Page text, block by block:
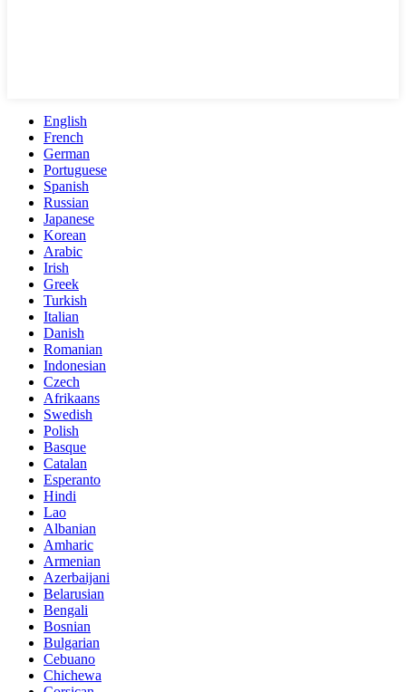
English
French
German
Portuguese
Spanish
Russian
Japanese
Korean
Arabic
Irish
Greek
Turkish
Italian
Danish
Romanian
Indonesian
Czech
Afrikaans
Swedish
Polish
Basque
Catalan
Esperanto
Hindi
Lao
Albanian
Amharic
Armenian
Azerbaijani
Belarusian
Bengali
Bosnian
Bulgarian
Cebuano
Chichewa